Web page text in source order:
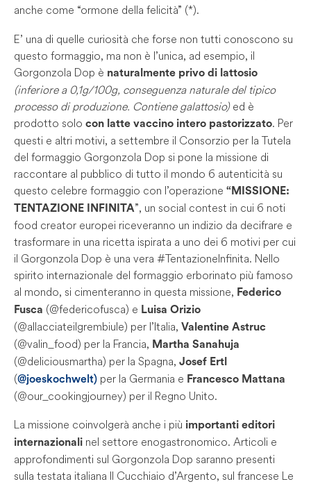
anche come “ormone della felicità” (*).
E’ una di quelle curiosità che forse non tutti conoscono su
questo formaggio, ma non è l’unica, ad esempio, il
Gorgonzola Dop è naturalmente privo di lattosio
(inferiore a 0,1g/100g, conseguenza naturale del tipico
processo di produzione. Contiene galattosio)ed è
prodotto solo con latte vaccino intero pastorizzato. Per
questi e altri motivi, a settembre il Consorzio per la Tutela
del formaggio Gorgonzola Dop si pone la missione di
raccontare al pubblico di tutto il mondo 6 autenticità su
questo celebre formaggio con l’operazione “MISSIONE:
TENTAZIONE INFINITA”, un social contest in cui 6 noti
food creator europei riceveranno un indizio da decifrare e
trasformare in una ricetta ispirata a uno dei 6 motivi per cui
il Gorgonzola Dop è una vera #TentazioneInfinita. Nello
spirito internazionale del formaggio erborinato più famoso
al mondo, si cimenteranno in questa missione, Federico
Fusca (@federicofusca) e Luisa Orizio
(@allacciateilgrembiule) per l’Italia, Valentine Astruc
(@valin_food) per la Francia, Martha Sanahuja
(@deliciousmartha) per la Spagna, Josef Ertl
(@joeskochwelt) per la Germania e Francesco Mattana
(@our_cookingjourney) per il Regno Unito.
La missione coinvolgerà anche i più importanti editori
internazionali nel settore enogastronomico. Articoli e
approfondimenti sul Gorgonzola Dop saranno presenti
sulla testata italiana Il Cucchiaio d’Argento, sul francese Le